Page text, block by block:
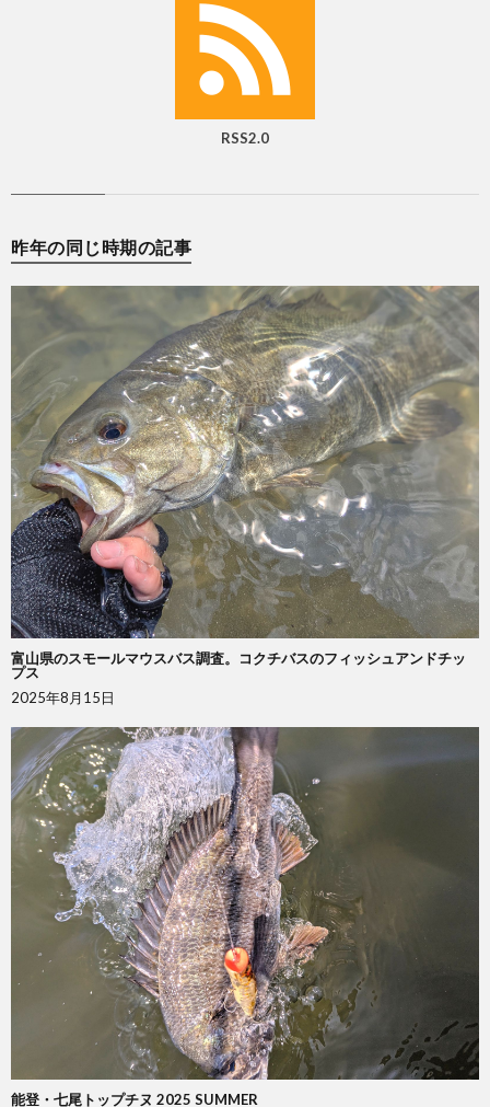
RSS2.0
昨年の同じ時期の記事
富山県のスモールマウスバス調査。コクチバスのフィッシュアンドチッ
プス
2025年8月15日
能登・七尾トップチヌ 2025 SUMMER